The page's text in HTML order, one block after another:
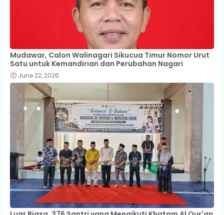
Mudawar, Calon Walinagari Sikucua Timur Nomor Urut
Satu untuk Kemandirian dan Perubahan Nagari
June 22, 2026